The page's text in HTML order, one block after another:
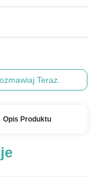
Teraz.
Opis Produktu